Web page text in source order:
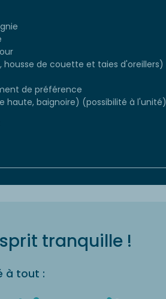
housse de couette et taies d'oreillers)
de préférence
haute, baignoire) (possibilité à l'unité)
tranquille !
à tout :